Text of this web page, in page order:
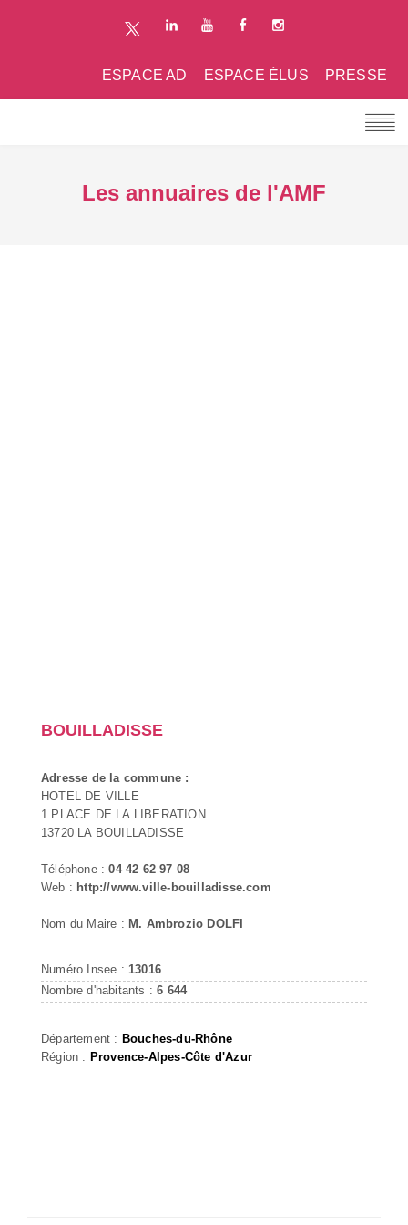
PRESSE
ESPACE ÉLUS
ESPACE AD
Les annuaires de l'AMF
BOUILLADISSE
Adresse de la commune :
HOTEL DE VILLE
1 PLACE DE LA LIBERATION
13720 LA BOUILLADISSE
Téléphone :04 42 62 97 08
Web : http://www.ville-bouilladisse.com
Nom du Maire : M. Ambrozio DOLFI
Numéro Insee : 13016
Nombre d'habitants :6 644
Département : Bouches-du-Rhône
Région : Provence-Alpes-Côte d'Azur